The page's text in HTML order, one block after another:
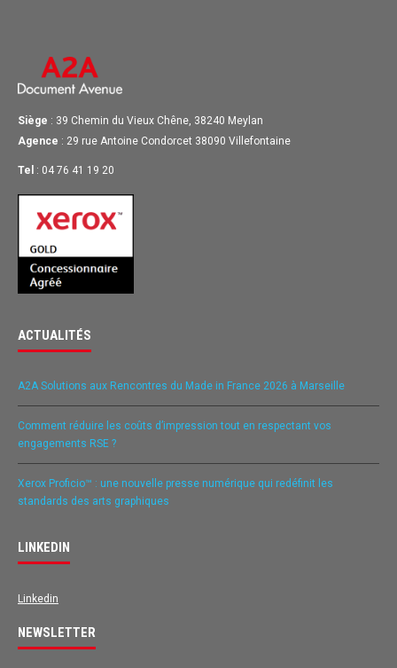
Siège : 39 Chemin du Vieux Chêne, 38240 Meylan
Agence : 29 rue Antoine Condorcet 38090 Villefontaine
Tel : 04 76 41 19 20
ACTUALITÉS
A2A Solutions aux Rencontres du Made in France 2026 à Marseille
Comment réduire les coûts d’impression tout en respectant vos
engagements RSE ?
Xerox Proficio™ : une nouvelle presse numérique qui redéfinit les
standards des arts graphiques
LINKEDIN
Linkedin
NEWSLETTER